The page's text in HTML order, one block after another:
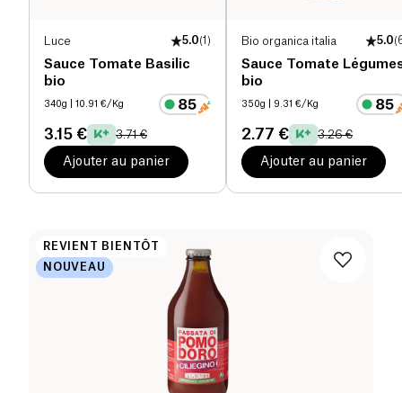
Luce 5.0(1 )
Sauce Tomate Basilic
bio
340g | 10.91 €/Kg
3.15 € 3.71 €
Ajouter au panier
Bio organica italia 5.0(
Sauce Tomate
bio
350g | 9.31 €/Kg
2.77 € 3.26 €
Ajouter au panier
REVIENT BIENTÔT
NOUVEAU